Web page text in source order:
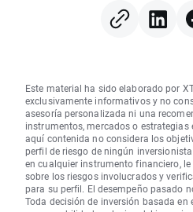
Este material ha sido elaborado por
exclusivamente informativos y no
asesoría personalizada ni una
instrumentos, mercados o
aquí contenida no considera los
perfil de riesgo de ningún
en cualquier instrumento financiero,
sobre los riesgos involucrados y
para su perfil. El desempeño pasado
Toda decisión de inversión basada en